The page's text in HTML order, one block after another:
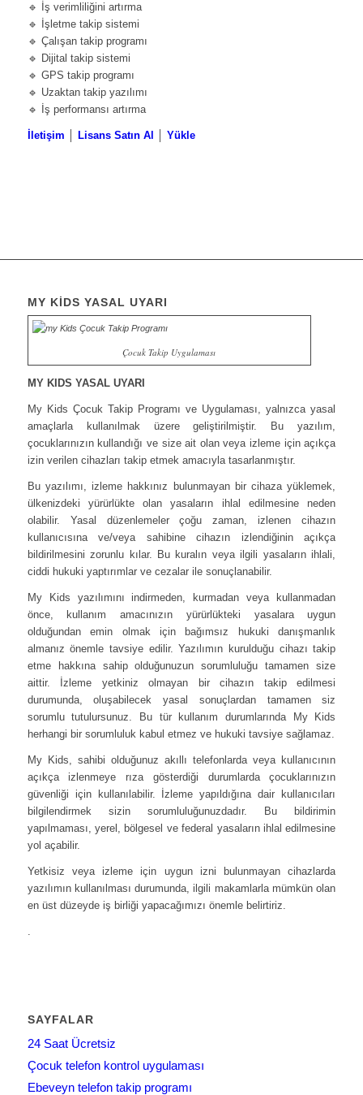
🔹 İş verimliliğini artırma
🔹 İşletme takip sistemi
🔹 Çalışan takip programı
🔹 Dijital takip sistemi
🔹 GPS takip programı
🔹 Uzaktan takip yazılımı
🔹 İş performansı artırma
İletişim Lisans Satın Al Yükle
MY KİDS YASAL UYARI
Çocuk Takip Uygulaması
MY KIDS YASAL UYARI
My Kids Çocuk Takip Programı ve Uygulaması, yalnızca yasal
amaçlarla kullanılmak üzere geliştirilmiştir. Bu yazılım,
çocuklarınızın kullandığı ve size ait olan veya izleme için açıkça
izin verilen cihazları takip etmek amacıyla tasarlanmıştır.
Bu yazılımı, izleme hakkınız bulunmayan bir cihaza yüklemek,
ülkenizdeki yürürlükte olan yasaların ihlal edilmesine neden
olabilir. Yasal düzenlemeler çoğu zaman, izlenen cihazın
kullanıcısına ve/veya sahibine cihazın izlendiğinin açıkça
bildirilmesini zorunlu kılar. Bu kuralın veya ilgili yasaların ihlali,
ciddi hukuki yaptırımlar ve cezalar ile sonuçlanabilir.
My Kids yazılımını indirmeden, kurmadan veya kullanmadan
önce, kullanım amacınızın yürürlükteki yasalara uygun
olduğundan emin olmak için bağımsız hukuki danışmanlık
almanız önemle tavsiye edilir. Yazılımın kurulduğu cihazı takip
etme hakkına sahip olduğunuzun sorumluluğu tamamen size
aittir. İzleme yetkiniz olmayan bir cihazın takip edilmesi
durumunda, oluşabilecek yasal sonuçlardan tamamen siz
sorumlu tutulursunuz. Bu tür kullanım durumlarında My Kids
herhangi bir sorumluluk kabul etmez ve hukuki tavsiye sağlamaz.
My Kids, sahibi olduğunuz akıllı telefonlarda veya kullanıcının
açıkça izlenmeye rıza gösterdiği durumlarda çocuklarınızın
güvenliği için kullanılabilir. İzleme yapıldığına dair kullanıcıları
bilgilendirmek sizin sorumluluğunuzdadır. Bu bildirimin
yapılmaması, yerel, bölgesel ve federal yasaların ihlal edilmesine
yol açabilir.
Yetkisiz veya izleme için uygun izni bulunmayan cihazlarda
yazılımın kullanılması durumunda, ilgili makamlarla mümkün olan
en üst düzeyde iş birliği yapacağımızı önemle belirtiriz.
SAYFALAR
24 Saat Ücretsiz
Çocuk telefon kontrol uygulaması
Ebeveyn telefon takip programı